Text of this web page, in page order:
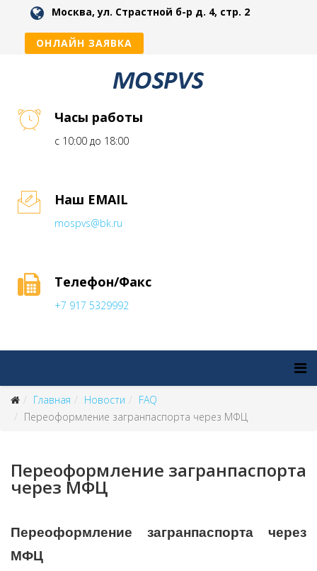
Москва, ул. Страстной б-р д. 4, стр. 2
ОНЛАЙН ЗАЯВКА
Часы работы
с 10:00 до 18:00
Наш EMAIL
mospvs@bk.ru
Телефон/Факс
+7 917 5329992
Главная Новости
FAQ
Переоформление загранпаспорта через МФЦ
Переоформление загранпаспорта
через МФЦ
Переоформление загранпаспорта через
МФЦ